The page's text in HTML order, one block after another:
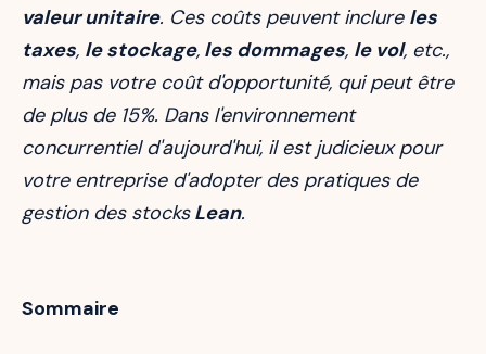
valeur unitaire. Ces coûts peuvent inclure les
taxes, le stockage, les dommages, le vol, etc.,
mais pas votre coût d'opportunité, qui peut être
de plus de 15%. Dans l'environnement
concurrentiel d'aujourd'hui, il est judicieux pour
votre entreprise d'adopter des pratiques de
gestion des stocksLean.
Sommaire